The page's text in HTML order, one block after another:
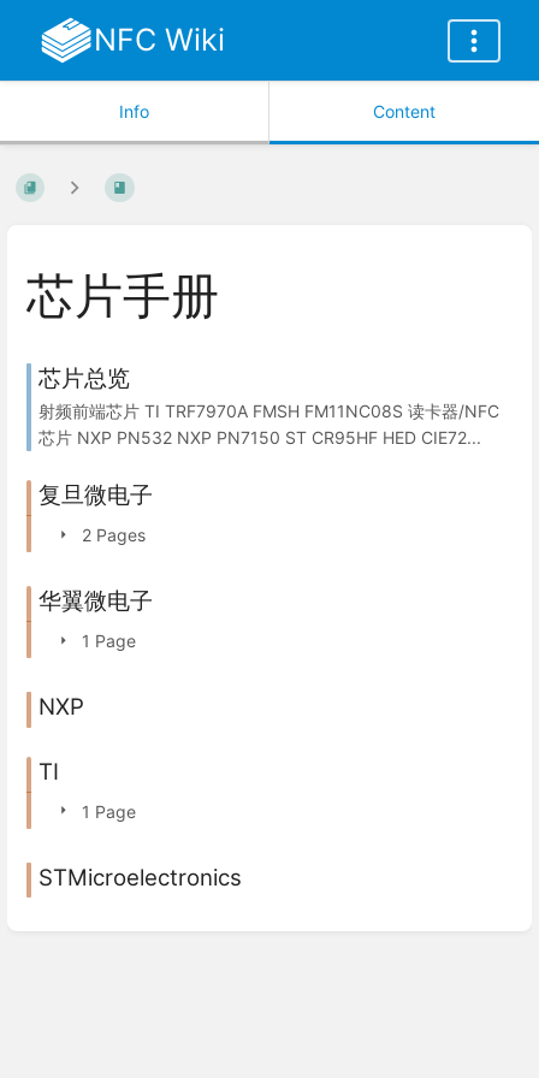
NFC Wiki
Info Content
芯片手册
芯片总览
射频前端芯片 TI TRF7970A FMSH FM11NC08S 读卡器/NFC
芯片 NXP PN532 NXP PN7150 ST CR95HF HED CIE72...
复旦微电子
2 Pages
华翼微电子
1 Page
NXP
TI
1 Page
STMicroelectronics